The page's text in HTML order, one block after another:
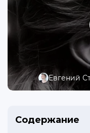
Евгений
Содержание